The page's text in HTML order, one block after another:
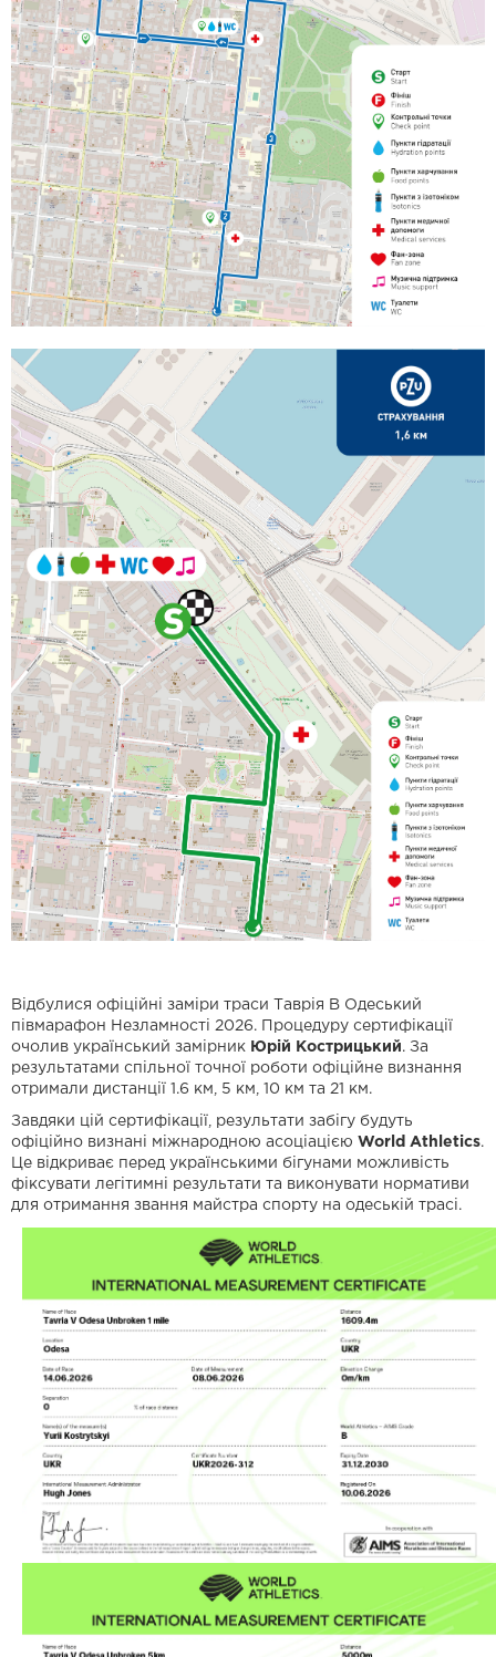
Відбулися офіційні заміри траси Таврія В Одеський
півмарафон Незламності 2026. Процедуру сертифікації
очолив український замірник Юрій Кострицький. За
результатами спільної точної роботи офіційне визнання
отримали дистанції 1.6 км, 5 км, 10 км та 21 км.
Завдяки цій сертифікації, результати забігу будуть
офіційно визнані міжнародною асоціацією World Athletics.
Це відкриває перед українськими бігунами можливість
фіксувати легітимні результати та виконувати нормативи
для отримання звання майстра спорту на одеській трасі.